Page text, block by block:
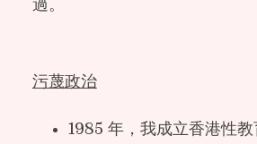
過。
污蔑政治
1985 年，我成立香港性